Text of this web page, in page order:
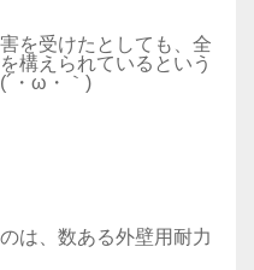
を受けたとしても、全
構えられているという
・ω・｀)
は、数ある外壁用耐力